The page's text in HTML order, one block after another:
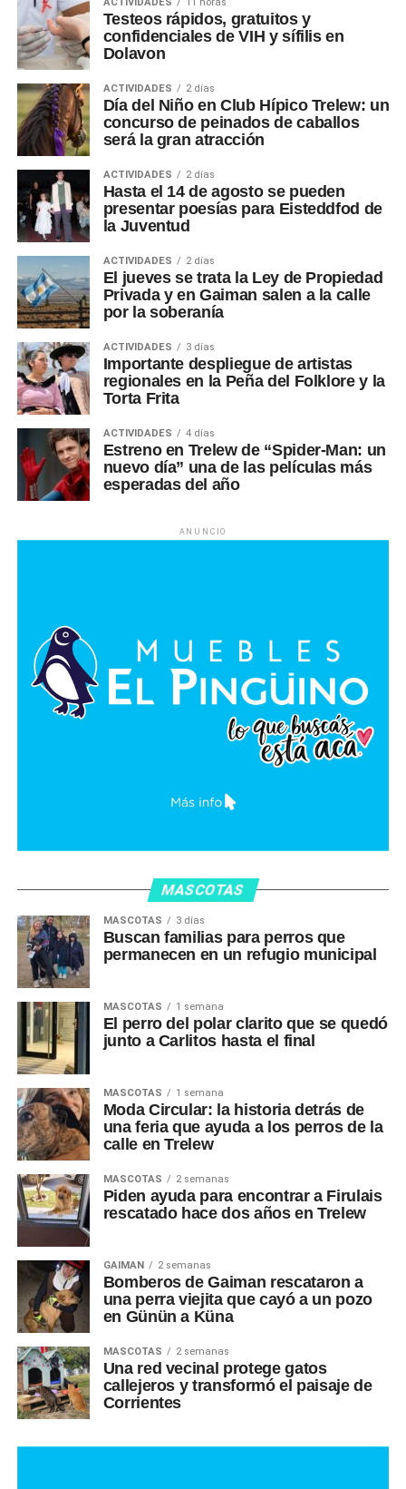
ACTIVIDADES 11 horas
Testeos rápidos, gratuitos y
confidenciales de VIH y sífilis en
Dolavon
ACTIVIDADES 2 días
Día del Niño en Club Hípico Trelew: un
concurso de peinados de caballos
será la gran atracción
ACTIVIDADES 2 días
Hasta el 14 de agosto se pueden
presentar poesías para Eisteddfod de
la Juventud
ACTIVIDADES 2 días
El jueves se trata la Ley de Propiedad
Privada y en Gaiman salen a la calle
por la soberanía
ACTIVIDADES 3 días
Importante despliegue de artistas
regionales en la Peña del Folklore y la
Torta Frita
ACTIVIDADES 4 días
Estreno en Trelew de “Spider-Man: un
nuevo día” una de las películas más
esperadas del año
ANUNCIO
MASCOTAS
MASCOTAS 3 días
Buscan familias para perros que
permanecen en un refugio municipal
MASCOTAS 1 semana
El perro del polar clarito que se quedó
junto a Carlitos hasta el final
MASCOTAS 1 semana
Moda Circular: la historia detrás de
una feria que ayuda a los perros de la
calle en Trelew
MASCOTAS 2 semanas
Piden ayuda para encontrar a Firulais
rescatado hace dos años en Trelew
GAIMAN 2 semanas
Bomberos de Gaiman rescataron a
una perra viejita que cayó a un pozo
en Günün a Küna
MASCOTAS 2 semanas
Una red vecinal protege gatos
callejeros y transformó el paisaje de
Corrientes